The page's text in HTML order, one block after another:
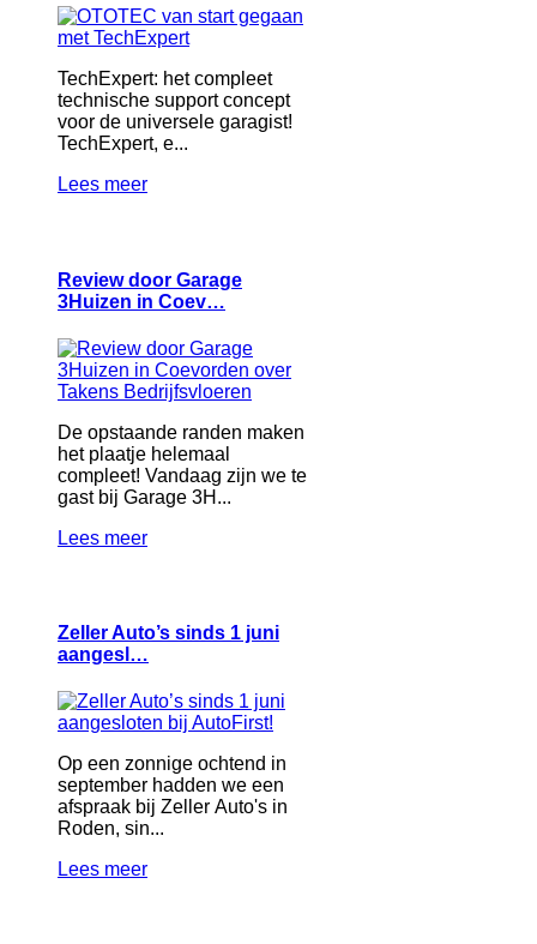
TechExpert: het compleet
technische support concept
voor de universele garagist!
TechExpert, e...
Lees meer
Review door Garage
3Huizen in Coev…
De opstaande randen maken
het plaatje helemaal
compleet! Vandaag zijn we te
gast bij Garage 3H...
Lees meer
Zeller Auto’s sinds 1 juni
aangesl…
Op een zonnige ochtend in
september hadden we een
afspraak bij Zeller Auto's in
Roden, sin...
Lees meer